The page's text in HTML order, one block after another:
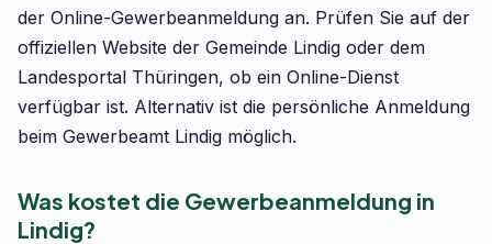
der Online-Gewerbeanmeldung an. Prüfen Sie auf der
offiziellen Website der Gemeinde Lindig oder dem
Landesportal Thüringen, ob ein Online-Dienst
verfügbar ist. Alternativ ist die persönliche Anmeldung
beim Gewerbeamt Lindig möglich.
Was kostet die Gewerbeanmeldung in
Lindig?